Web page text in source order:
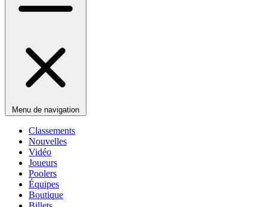
Menu de navigation
Classements
Nouvelles
Vidéo
Joueurs
Poolers
Équipes
Boutique